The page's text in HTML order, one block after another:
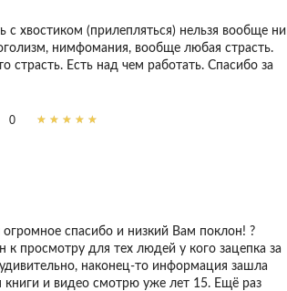
с хвостиком (прилепляться) нельзя вообще ни
нимфомания, вообще любая страсть.
страсть. Есть над чем работать. Спасибо за
0
спасибо и низкий Вам поклон! ?
к просмотру для тех людей у кого зацепка за
наконец-то информация зашла
книги и видео смотрю уже лет 15. Ещё раз